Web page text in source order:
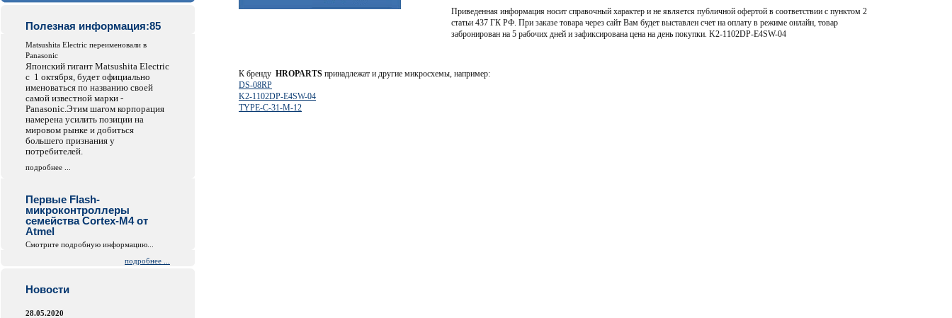
Полезная информация:85
Matsushita Electric переименовали в
Panasonic
Японский гигант Matsushita Electric
с 1 октября, будет официально
именоваться по названию своей
самой известной марки -
Panasonic.Этим шагом корпорация
намерена усилить позиции на
мировом рынке и добиться
большего признания у
потребителей.
подробнее ...
Первые Flash-
микроконтроллеры
семейства Cortex-M4 от
Atmel
Смотрите подробную информацию...
подробнее ...
Новости
28.05.2020
Приведенная информация носит справочный характер и не является публичной офертой в соответствии с пунктом 2
статьи 437 ГК РФ. При заказе товара через сайт Вам будет выставлен счет на оплату в режиме онлайн, товар
забронирован на 5 рабочих дней и зафиксирована цена на день покупки. K2-1102DP-E4SW-04
К бренду HROPARTS принадлежат и другие микросхемы, например:
DS-08RP
K2-1102DP-E4SW-04
TYPE-C-31-M-12